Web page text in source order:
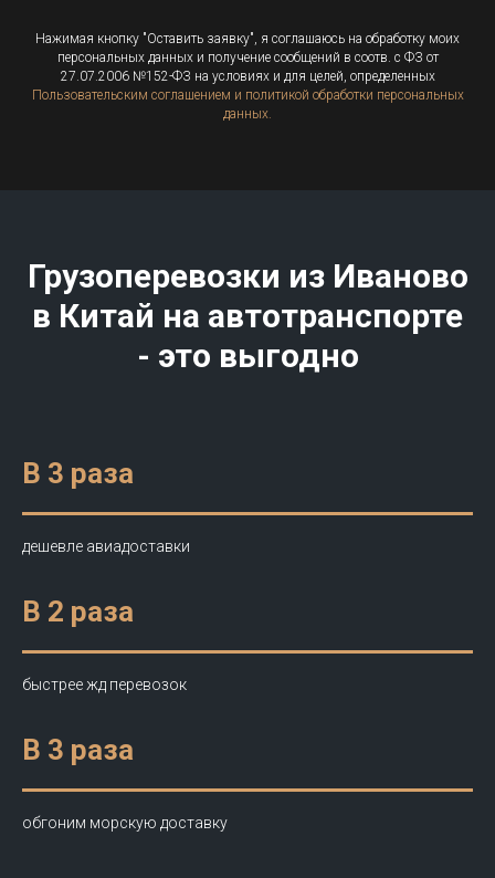
Нажимая кнопку "Оставить заявку", я соглашаюсь на обработку моих
персональных данных и получение сообщений в соотв. с ФЗ от
27.07.2006 №152-ФЗ на условиях и для целей, определенных
Пользовательским соглашением и политикой обработки персональных
данных.
Грузоперевозки из Иваново
в Китай на автотранспорте
- это выгодно
В 3 раза
дешевле авиадоставки
В 2 раза
быстрее жд перевозок
В 3 раза
обгоним морскую доставку